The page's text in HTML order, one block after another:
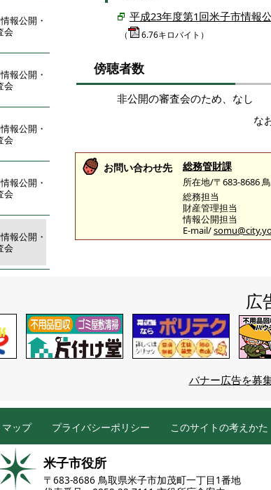
報公開・
会
報公開・
会
報公開・
会
報公開・
会
報公開・
会
平成23年度第1回米子市情報
（ 6.76キロバイト）
傍聴者数
非公開の審査会のため、なし
な
お問い合わせ先 総務管財課
所在地/〒683-8686
総務担当
財産管理担当
情報公開担当
E-mail/
広
バナー広告を募
ップ プライバシーポリシー このサイトの考えかた
米子市役所
〒683-8686 鳥取県米子市加茂町一丁目1番地